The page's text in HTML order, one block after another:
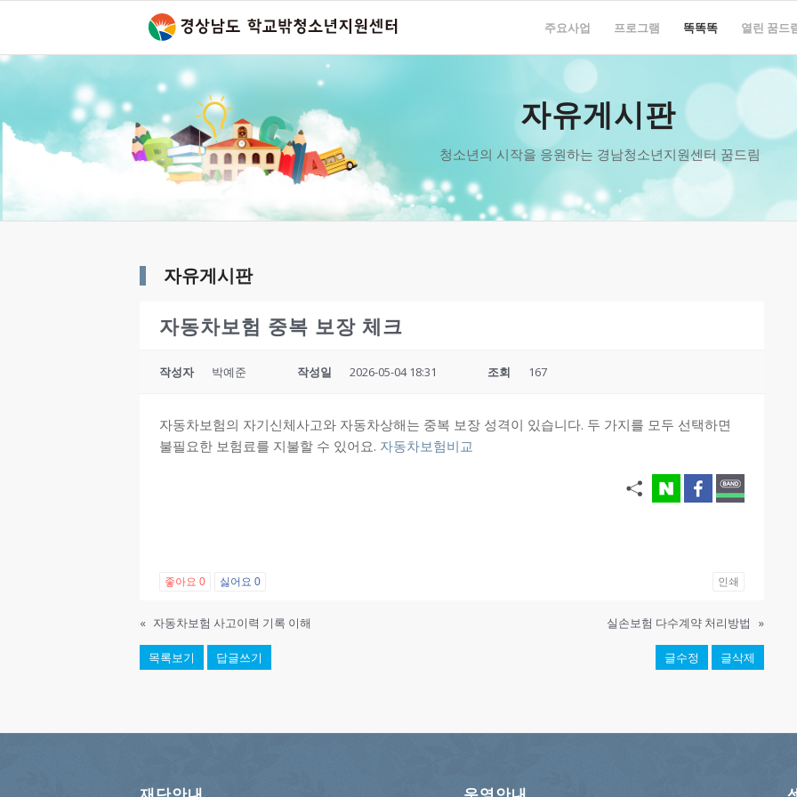
주요사업 프로그램 똑똑똑 열린 꿈드
자유게시판
청소년의 시작을 응원하는 경남청소년지원센터 꿈드림
자유게시판
자동차보험 중복 보장 체크
작성자 박예준 작성일 2026-05-04 18:31 조회 167
자동차보험의 자기신체사고와 자동차상해는 중복 보장 성격이 있습니다. 두 가지를 모두 선택하면
불필요한 보험료를 지불할 수 있어요. 자동차보험비교
좋아요 0 싫어요 0 인쇄
« 자동차보험 사고이력 기록 이해 실손보험 다수계약 처리방법 »
목록보기 답글쓰기 글수정 글삭제